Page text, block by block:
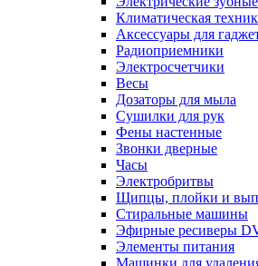
Климатическая
Аксессуары для
Радиоприемники
Электросчетчики
Весы
Дозаторы для мыла
Сушилки для рук
Фены настенные
Звонки дверные
Часы
Электробритвы
Щипцы, плойки и
Стиральные машины
Эфирные ресиверы
Элементы питания
Машинки для